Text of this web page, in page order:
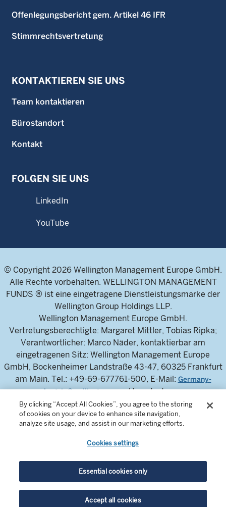
Offenlegungsbericht gem. Artikel 46 IFR
Stimmrechtsvertretung
KONTAKTIEREN SIE UNS
Team kontaktieren
Bürostandort
Kontakt
FOLGEN SIE UNS
LinkedIn
YouTube
© Copyright 2026 Wellington Management Europe GmbH.
Alle Rechte vorbehalten. WELLINGTON MANAGEMENT
FUNDS ® ist eine eingetragene Dienstleistungsmarke der
Wellington Group Holdings LLP.
Wellington Management Europe GmbH.
Vertretungsberechtigte: Margaret Mittler, Tobias Ripka;
Verantwortlicher: Marco Näder, kontaktierbar am
eingetragenen Sitz: Wellington Management Europe
GmbH, Bockenheimer Landstraße 43-47, 60325 Frankfurt
am Main. Tel.: +49-69-677761-500, E-Mail: Germany-
Austria@wellington.com, Umsatzsteuer-
Identifikationsnummer: DE 326304943, Handelsregister
des Amtsgerichts Frankfurt am Main: HRB 115460.
Die Wellington Management Europe GmbH ist von der
Bundesanstalt für Finanzdienstleistungsaufsicht
Nur zur Verwendung durch professionelle Investoren und
Finanzintermediäre. Dieser Inhalt ist nicht für
By clicking “Accept All Cookies”, you agree to the storing
of cookies on your device to enhance site navigation,
analyze site usage, and assist in our marketing efforts.
Cookies settings
Essential cookies only
Accept all cookies